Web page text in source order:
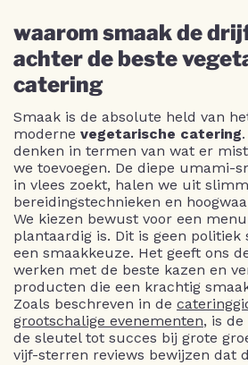
waarom smaak de
achter de beste
catering
Smaak is de absolute held van
moderne vegetarische catering
denken in termen van wat er
we toevoegen. De diepe umami-
in vlees zoekt, halen we uit
bereidingstechnieken en
We kiezen bewust voor een
plantaardig is. Dit is geen
een smaakkeuze. Het geeft ons
werken met de beste kazen en
producten die een krachtig
Zoals beschreven in de
grootschalige evenementen, is
de sleutel tot succes bij grote
vijf-sterren reviews bewijzen dat